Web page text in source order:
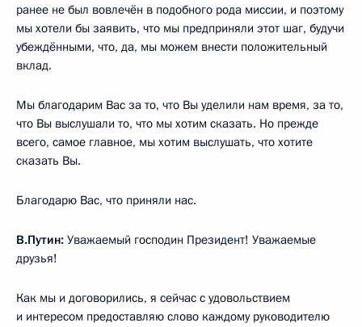
ранее не был вовлечён в подобного рода миссии, и поэтому
мы хотели бы заявить, что мы предприняли этот шаг, будучи
убеждёнными, что, да, мы можем внести положительный
вклад.
Мы благодарим Вас за то, что Вы уделили нам время, за то,
что Вы выслушали то, что мы хотим сказать. Но прежде
всего, самое главное, мы хотим выслушать, что хотите
сказать Вы.
Благодарю Вас, что приняли нас.
В.Путин: Уважаемый господин Президент! Уважаемые
друзья!
Как мы и договорились, я сейчас с удовольствием
и интересом предоставляю слово каждому руководителю